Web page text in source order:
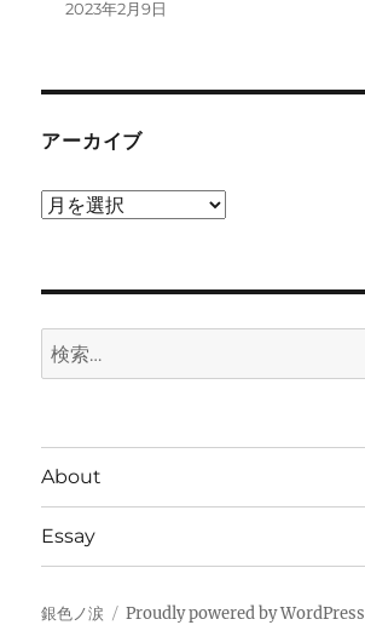
2023年2月9日
アーカイブ
ア
検
索:
About
Essay
銀色ノ涙 Proudly powered by WordPress